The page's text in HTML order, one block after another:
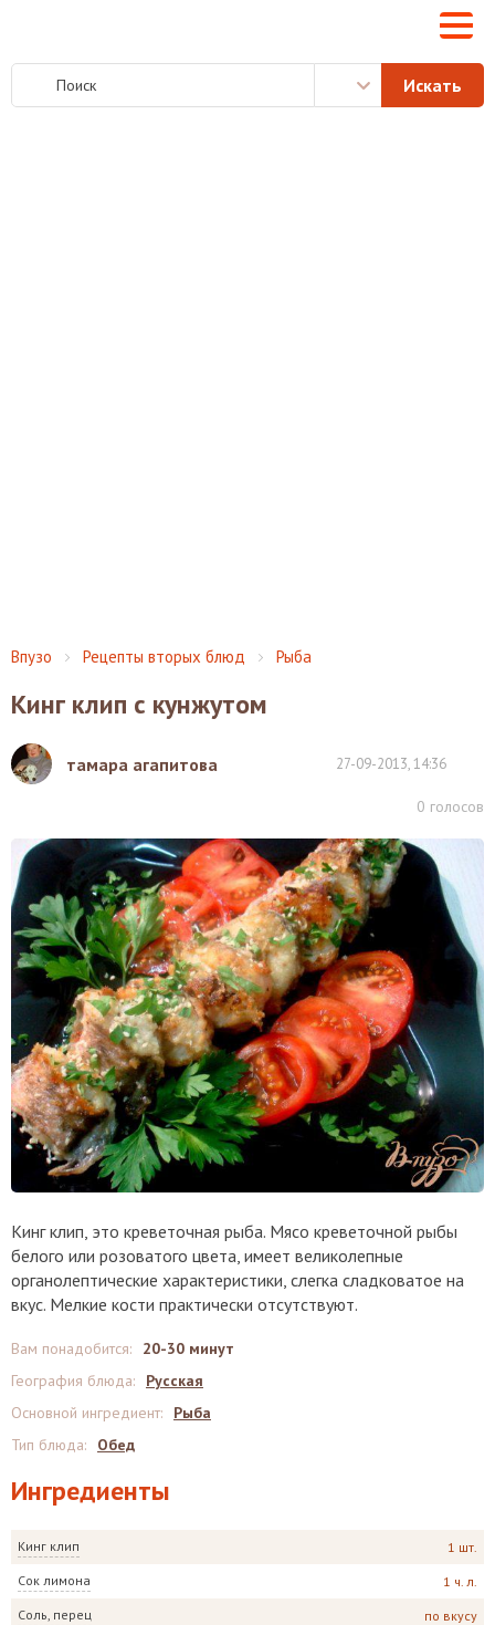
Впузо Рецепты вторых блюд Рыба
Кинг клип с кунжутом
тамара агапитова 27-09-2013, 14:36
0 голосов
Кинг клип, это креветочная рыба. Мясо креветочной рыбы
белого или розоватого цвета, имеет великолепные
органолептические характеристики, слегка сладковатое на
вкус. Мелкие кости практически отсутствуют.
Ингредиенты
Кинг клип 1 шт.
Сок лимона 1 ч. л.
Соль, перец по вкусу
Вам понадобится:
20-30 минут
География блюда:
Русская
Основной ингредиент:
Рыба
Тип блюда: Обед